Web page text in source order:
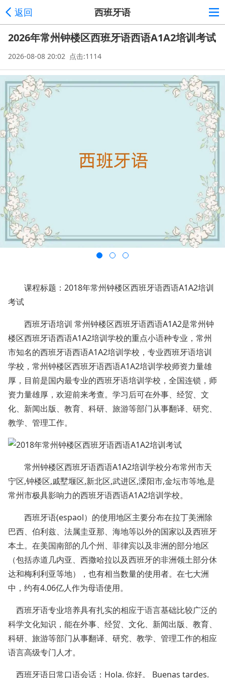
返回 西班牙语
2026年常州钟楼区西班牙语西语A1A2培训考试
2026-08-08 20:02 点击:1114
课程标题：2018年常州钟楼区西班牙语西语A1A2培训
考试
西班牙语培训 常州钟楼区西班牙语西语A1A2是常州钟
楼区西班牙语西语A1A2培训学校的重点小语种专业，常州
市知名的西班牙语西语A1A2培训学校，专业西班牙语培训
学校，常州钟楼区西班牙语西语A1A2培训学校师资力量雄
厚，目前是国内最专业的西班牙语培训学校，全国连锁，师
资力量雄厚，欢迎前来考查。学习后可在外事、经贸、文
化、新闻出版、教育、科研、旅游等部门从事翻译、研究、
教学、管理工作。
常州钟楼区西班牙语西语A1A2培训学校分布常州市天
宁区,钟楼区,戚墅堰区,新北区,武进区,溧阳市,金坛市等地,是
常州市极具影响力的西班牙语西语A1A2培训学校。
西班牙语(espaol）的使用地区主要分布在拉丁美洲除
巴西、伯利兹、法属圭亚那、海地等以外的国家以及西班牙
本土。在美国南部的几个州、菲律宾以及非洲的部分地区
（包括赤道几内亚、西撒哈拉以及西班牙的非洲领土部分休
达和梅利利亚等地），也有相当数量的使用者。在七大洲
中，约有4.06亿人作为母语使用。
西班牙语专业培养具有扎实的相应于语言基础比较广泛的
科学文化知识，能在外事、经贸、文化、新闻出版、教育、
科研、旅游等部门从事翻译、研究、教学、管理工作的相应
语言高级专门人才。
西班牙语日常口语会话：Hola. 你好。 Buenas tardes.